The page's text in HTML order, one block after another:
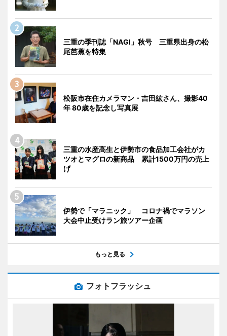
三重の季刊誌「NAGI」秋号 三重県出身の松
尾芭蕉を特集
松阪市在住カメラマン・吉田紘さん、撮影40
年 80歳を記念し写真展
三重の水産高生と伊勢市の食品加工会社がカ
ツオとマグロの新商品 累計1500万円の売上
げ
伊勢で「マラニック」 コロナ禍でマラソン
大会中止受けラン旅ツアー企画
もっと見る
フォトフラッシュ